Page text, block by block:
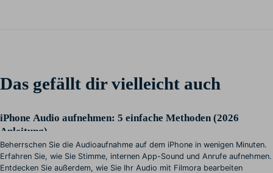
Das gefällt dir vielleicht auch
iPhone Audio aufnehmen: 5 einfache Methoden (2026
Anleitung)
Beherrschen Sie die Audioaufnahme auf dem iPhone in wenigen Minuten.
Erfahren Sie, wie Sie Stimme, internen App-Sound und Anrufe aufnehmen.
Entdecken Sie außerdem, wie Sie Ihr Audio mit Filmora bearbeiten